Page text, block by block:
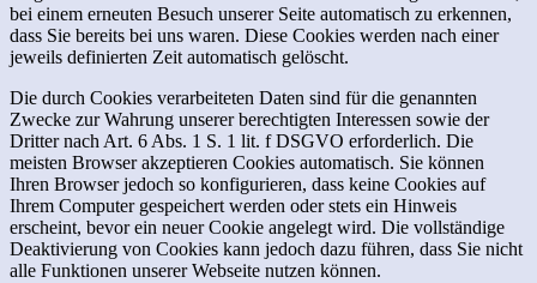
bei einem erneuten Besuch unserer Seite automatisch zu erkennen,
dass Sie bereits bei uns waren. Diese Cookies werden nach einer
jeweils definierten Zeit automatisch gelöscht.
Die durch Cookies verarbeiteten Daten sind für die genannten
Zwecke zur Wahrung unserer berechtigten Interessen sowie der
Dritter nach Art. 6 Abs. 1 S. 1 lit. f DSGVO erforderlich. Die
meisten Browser akzeptieren Cookies automatisch. Sie können
Ihren Browser jedoch so konfigurieren, dass keine Cookies auf
Ihrem Computer gespeichert werden oder stets ein Hinweis
erscheint, bevor ein neuer Cookie angelegt wird. Die vollständige
Deaktivierung von Cookies kann jedoch dazu führen, dass Sie nicht
alle Funktionen unserer Webseite nutzen können.